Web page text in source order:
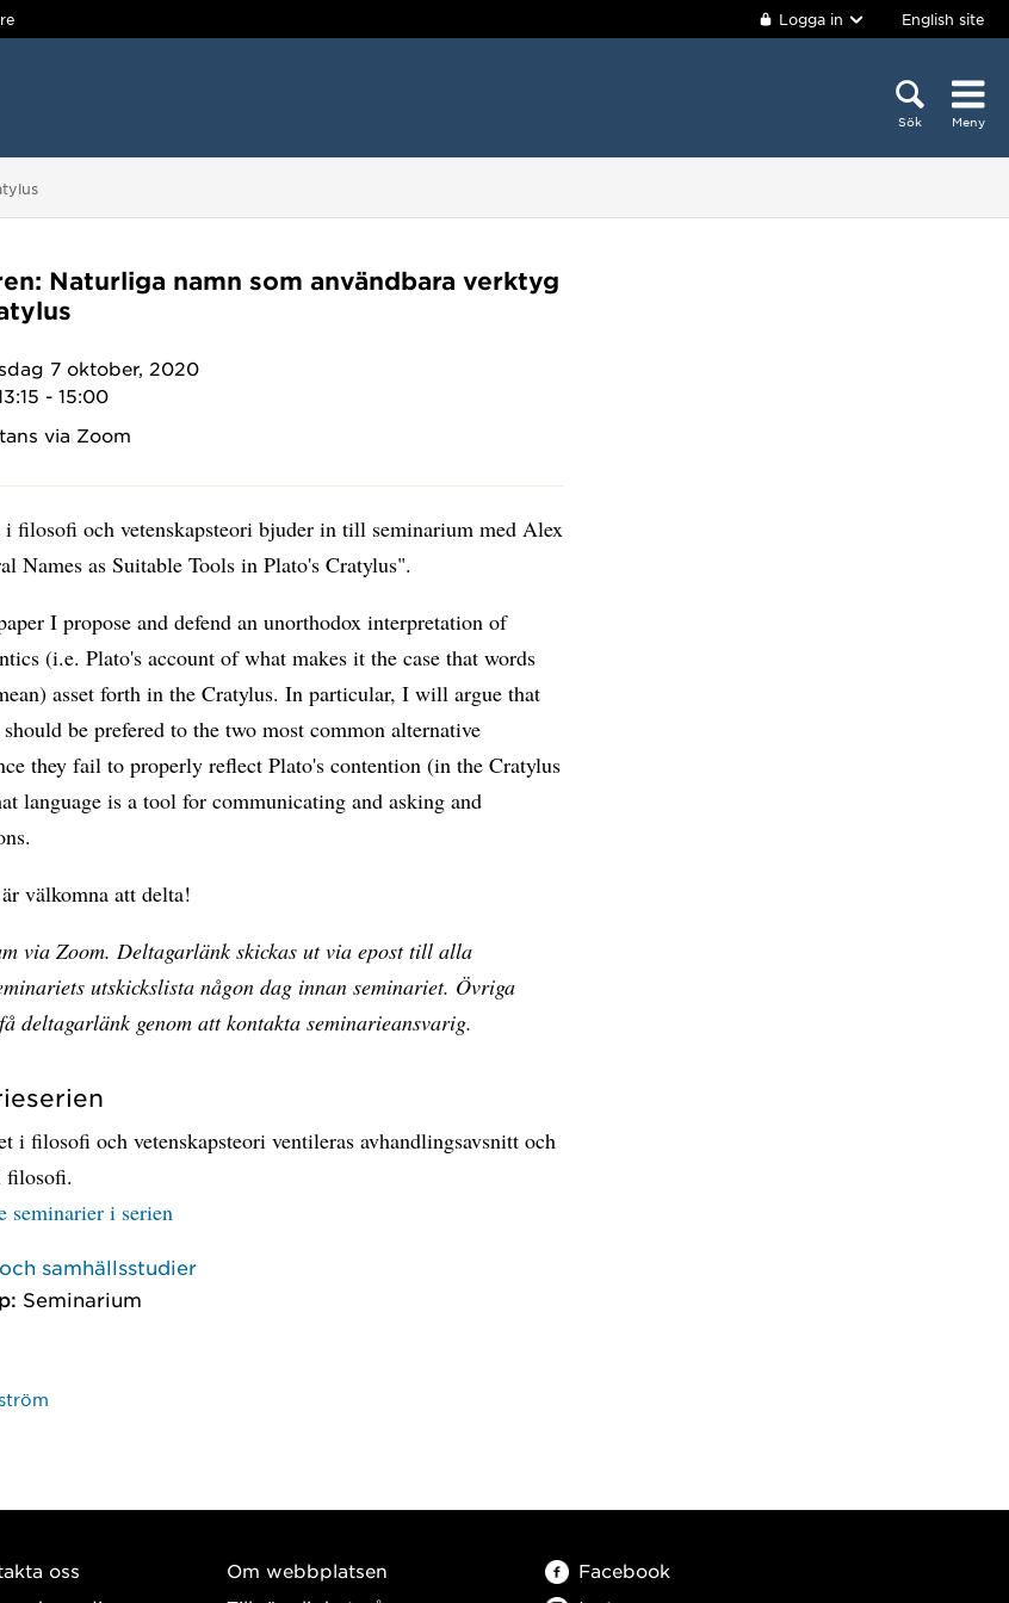
Logga in English site
Sök Meny
Naturliga namn som användbara verktyg
7 oktober, 2020
- 15:00
via Zoom
i filosofi och vetenskapsteori bjuder in till seminarium med Alex
Names as Suitable Tools in Plato's Cratylus".
I propose and defend an unorthodox interpretation of
(i.e. Plato's account of what makes it the case that words
asset forth in the Cratylus. In particular, I will argue that
be prefered to the two most common alternative
they fail to properly reflect Plato's contention (in the Cratylus
language is a tool for communicating and asking and
välkomna att delta!
via Zoom. Deltagarlänk skickas ut via epost till alla
utskickslista någon dag innan seminariet. Övriga
deltagarlänk genom att kontakta seminarieansvarig.
i filosofi och vetenskapsteori ventileras avhandlingsavsnitt och
filosofi.
seminarier i serien
samhällsstudier
Seminarium
oss
Om webbplatsen
Facebook